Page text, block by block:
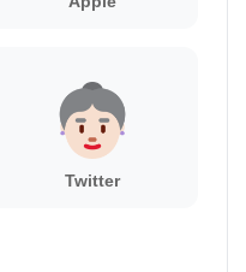
Twitter